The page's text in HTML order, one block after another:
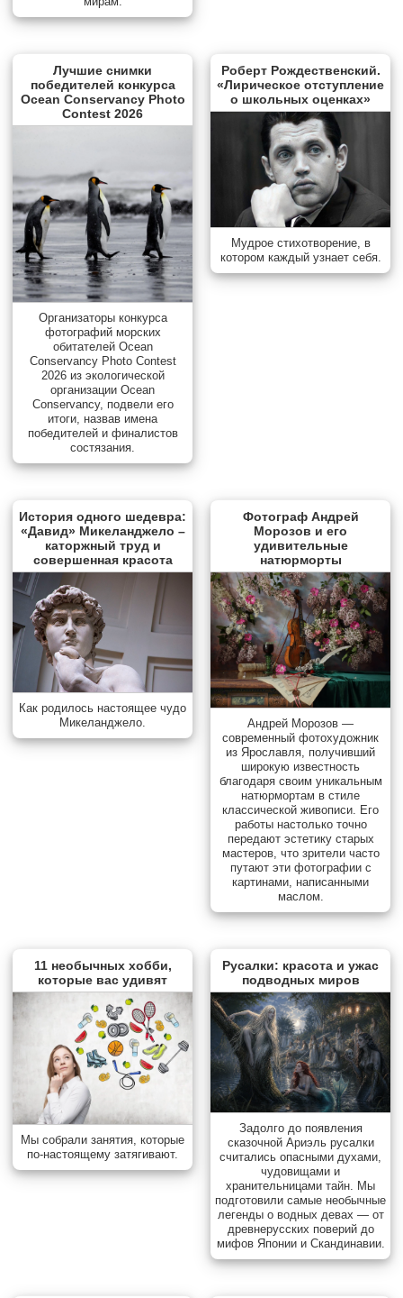
Лучшие снимки
победителей конкурса
Ocean Conservancy Photo
Contest 2026
Организаторы конкурса
фотографий морских
обитателей Ocean
Conservancy Photo Contest
2026 из экологической
организации Ocean
Conservancy, подвели его
итоги, назвав имена
победителей и финалистов
состязания.
Роберт Рождественский.
«Лирическое отступление
о школьных оценках»
Мудрое стихотворение, в
котором каждый узнает себя.
История одного шедевра:
«Давид» Микеланджело –
каторжный труд и
совершенная красота
Как родилось настоящее чудо
Микеланджело.
Фотограф Андрей
Морозов и его
удивительные
натюрморты
Андрей Морозов —
современный фотохудожник
из Ярославля, получивший
широкую известность
благодаря своим уникальным
натюрмортам в стиле
классической живописи. Его
работы настолько точно
передают эстетику старых
мастеров, что зрители часто
путают эти фотографии с
картинами, написанными
маслом.
11 необычных хобби,
которые вас удивят
Мы собрали занятия, которые
по-настоящему затягивают.
Русалки: красота и ужас
подводных миров
Задолго до появления
сказочной Ариэль русалки
считались опасными духами,
чудовищами и
хранительницами тайн. Мы
подготовили самые необычные
легенды о водных девах — от
древнерусских поверий до
мифов Японии и Скандинавии.